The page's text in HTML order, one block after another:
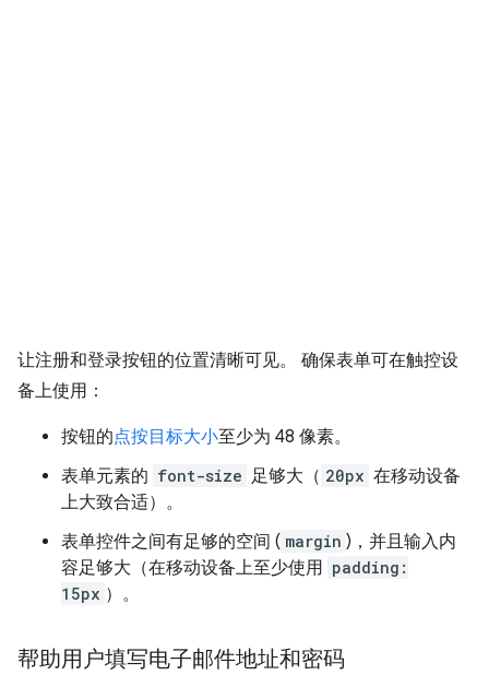
让注册和登录按钮的位置清晰可见。 确保表单可在触控设
备上使用：
按钮的点按目标大小至少为 48 像素。
表单元素的 font-size 足够大（ 20px 在移动设备
上大致合适）。
表单控件之间有足够的空间 ( margin )，并且输入内
容足够大（在移动设备上至少使用 padding:
15px ）。
帮助用户填写电子邮件地址和密码